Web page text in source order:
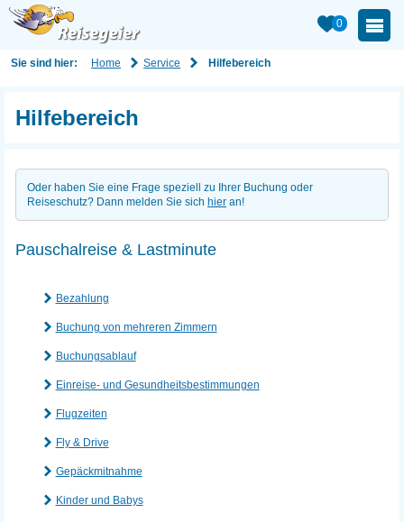
0
Sie sind hier: Home Service Hilfebereich
Hilfebereich
Oder haben Sie eine Frage speziell zu Ihrer Buchung oder
Reiseschutz? Dann melden Sie sich hier an!
Pauschalreise & Lastminute
Bezahlung
Buchung von mehreren Zimmern
Buchungsablauf
Einreise- und Gesundheitsbestimmungen
Flugzeiten
Fly & Drive
Gepäckmitnahme
Kinder und Babys